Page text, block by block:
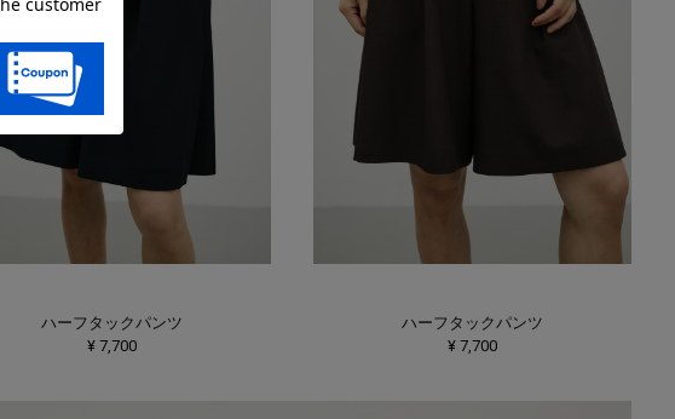
ハーフタックパンツ
¥ 7,700
ハーフタックパンツ
¥ 7,700